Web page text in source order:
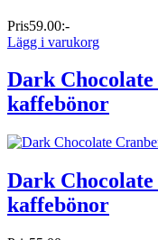
Pris59.00:-
Lägg i varukorg
Dark
kaffebönor
Dark
kaffebönor